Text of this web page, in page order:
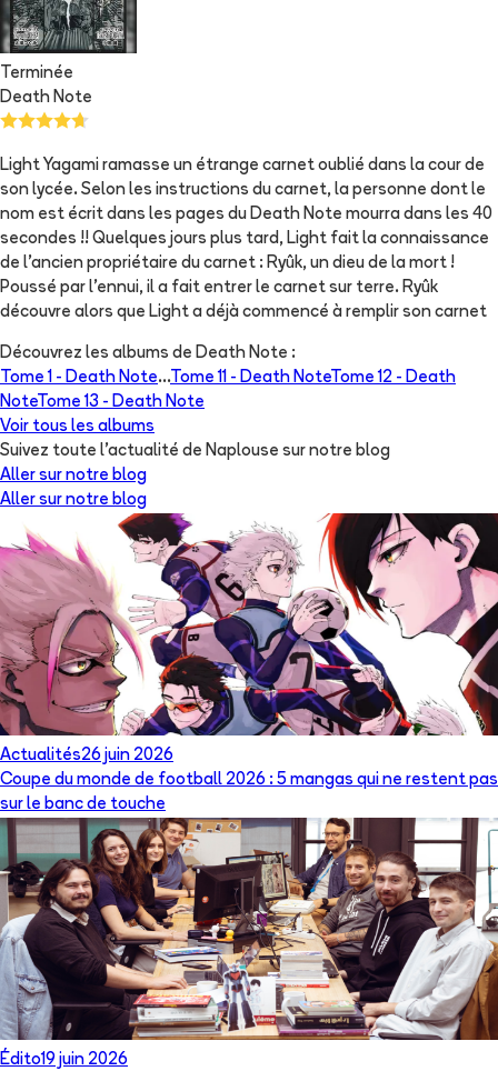
Terminée
Death Note
Light Yagami ramasse un étrange carnet oublié dans la cour de
son lycée. Selon les instructions du carnet, la personne dont le
nom est écrit dans les pages du Death Note mourra dans les 40
secondes !! Quelques jours plus tard, Light fait la connaissance
de l'ancien propriétaire du carnet : Ryûk, un dieu de la mort !
Poussé par l'ennui, il a fait entrer le carnet sur terre. Ryûk
découvre alors que Light a déjà commencé à remplir son carnet
Découvrez les albums de Death Note :
Tome 1 - Death Note...Tome 11 - Death NoteTome 12 - Death
NoteTome 13 - Death Note
Voir tous les albums
Suivez toute l'actualité de Naplouse sur notre blog
Aller sur notre blog
Aller sur notre blog
Actualités26 juin 2026
Coupe du monde de football 2026 : 5 mangas qui ne restent pas
sur le banc de touche
Édito19 juin 2026